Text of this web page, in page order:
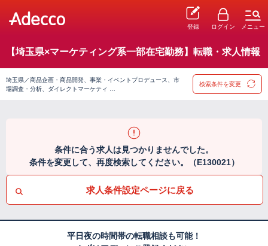
登録 ログイン メニュー
【埼玉県×マーケティング系一部在宅勤務】転職・求人情報
埼玉県／商品企画・商品開発、事業・イベントプロデュース、市
場調査・分析、ダイレクトマーケティ …
検索条件を変更
条件に合う求人は見つかりませんでした。
条件を変更して、再度検索してください。（E130021）
求人条件設定ページに戻る
平日夜の時間帯の転職相談も可能！